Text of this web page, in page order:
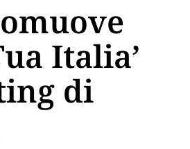
Italia’
di